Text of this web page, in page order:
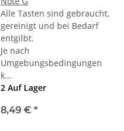
Alle Tasten sind gebraucht,
gereinigt und bei Bedarf
entgilbt.
Je nach
Umgebungsbedingungen
k...
2 Auf Lager
8,49 € *